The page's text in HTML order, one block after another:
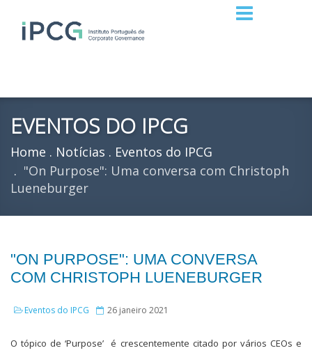
EVENTOS DO IPCG
Home Notícias
Eventos do IPCG
"On Purpose": Uma conversa com Christoph
Lueneburger
"ON PURPOSE": UMA CONVERSA
COM CHRISTOPH LUENEBURGER
Eventos do IPCG 26 janeiro 2021
O tópico de ‘Purpose’ é crescentemente citado por vários CEOs e